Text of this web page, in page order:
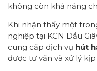
không còn khả năng
Khi nhận thấy một
nghiệp tại KCN Dầu
cung cấp dịch vụ hút
được tư vấn và xử lý kịp